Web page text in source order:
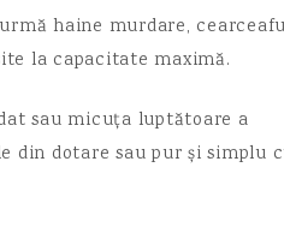
haine murdare,
la capacitate maximă.
sau micuța luptătoare a
din dotare sau pur și simplu